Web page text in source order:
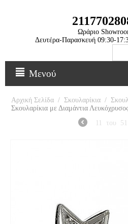
Ωράριο
Δευτέρα-Παρασκευή 09:30-
Μενού
Αρχική Σελίδα / Σκουλαρίκια /
Σκουλαρίκια με Διαμάντια
του 51